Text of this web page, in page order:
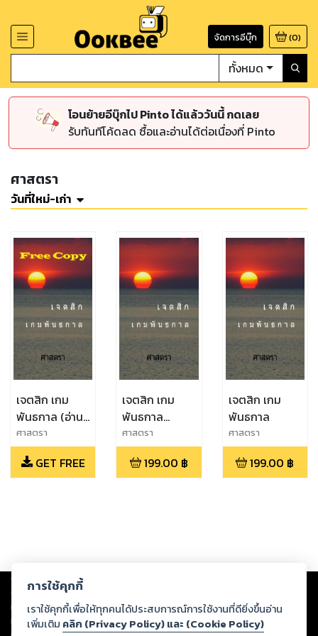
จัดการอีบุ๊ก (0)
ทั้งหมด
โอนย้ายอีบุ๊กไป Pinto ได้แล้ววันนี้ กดเลย
รับทันทีโค้ดลด ซื้อและอ่านได้ต่อเนื่องที่ Pinto
ศาสตรา
วันที่ใหม่-เก่า
เจตสิก เกม
พันธกาล (อ่าน
ฟรี)
ศาสตรา
GET FREE
เจตสิก เกม
พันธกาล
(EPUB)
ศาสตรา
199.00 ฿
เจตสิก เกม
พันธกาล
ศาสตรา
199.00 ฿
Copyright © 2026
ต่อผลงานหรือเนื้อหาใดที่อัปโหลดผ่านเว็บไซต์และปรากฏว่าละเมิดสิทธิใน
ทรัพย์สินทางปัญญาของบุคคลอื่นหรือขัดต่อกฎหมายและศีลธรรม ดังนั้น ผู้อ่าน
ทุกท่านโปรดใช้วิจารณญาณในการกลั่นกรองด้วยตนเอง และหากท่านพบว่าส่วน
การใช้คุกกี้
เราใช้คุกกี้เพื่อให้ทุกคนได้ประสบการณ์การใช้งานที่ดียิ่งขึ้นอ่าน
เพิ่มเติม คลิก (Privacy Policy) และ (Cookie Policy)